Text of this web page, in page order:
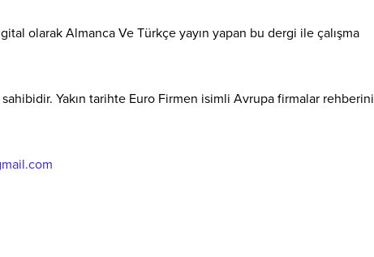
olarak Almanca Ve Türkçe yayın yapan bu dergi ile çalışma
sahibidir. Yakın tarihte Euro Firmen isimli Avrupa firmalar rehberini